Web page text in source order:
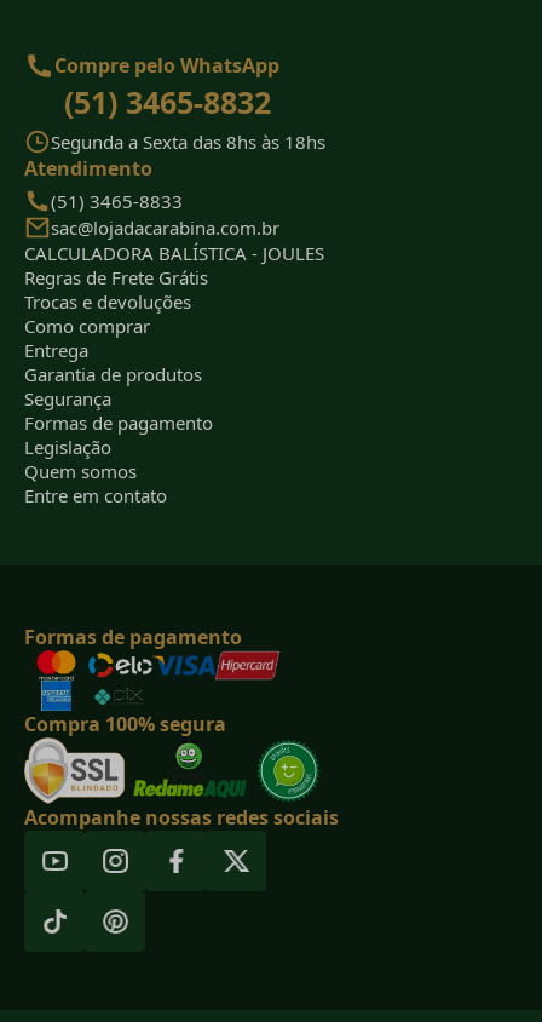
Compre pelo WhatsApp
(51) 3465-8832
Segunda a Sexta das 8hs às 18hs
Atendimento
(51) 3465-8833
sac@lojadacarabina.com.br
CALCULADORA BALÍSTICA - JOULES
Regras de Frete Grátis
Trocas e devoluções
Como comprar
Entrega
Garantia de produtos
Segurança
Formas de pagamento
Legislação
Quem somos
Entre em contato
Formas de pagamento
Compra 100% segura
Acompanhe nossas redes sociais